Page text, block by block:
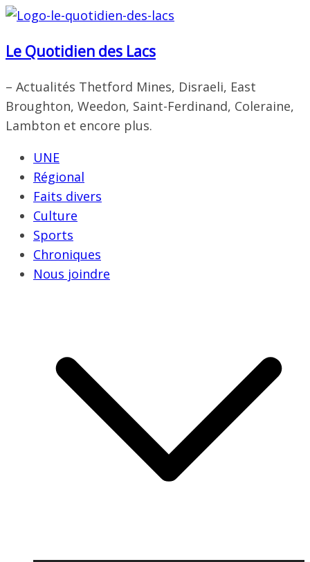
Passer
contenu
Le Quotidien des Lacs
– Actualités Thetford Mines, Disraeli, East
Broughton, Weedon, Saint-Ferdinand, Coleraine,
Lambton et encore plus.
UNE
Régional
Faits divers
Culture
Sports
Chroniques
Nous joindre